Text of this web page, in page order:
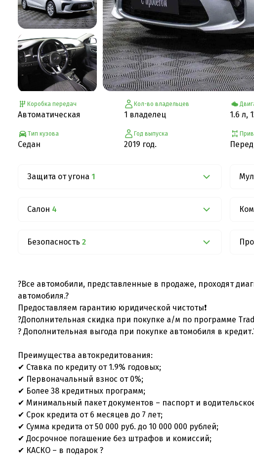
Коробка передач
Автоматическая
Тип кузова
Седан
Кол-во владельцев
1 владелец
Год выпуска
2019 год.
1.6 л,
Защита от угона 1
Салон 4
Безопасность 2
?Все автомобили, представленные в продаже, проходят
автомобиля.?
Предоставляем гарантию юридической чистоты❗
?Дополнительная скидка при покупке а/м по программе
? Дополнительная выгода при покупке автомобиля в
Преимущества автокредитования:
✔ Ставка по кредиту от 1.9% годовых;
✔ Первоначальный взнос от 0%;
✔ Более 38 кредитных программ;
✔ Минимальный пакет документов – паспорт и
✔ Срок кредита от 6 месяцев до 7 лет;
✔ Сумма кредита от 50 000 руб. до 10 000 000 рублей;
✔ Досрочное погашение без штрафов и комиссий;
✔ КАСКО – в подарок ?